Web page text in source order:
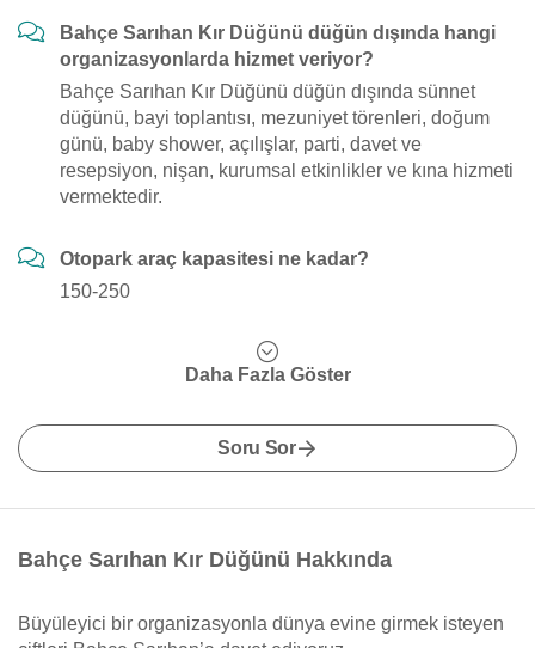
Bahçe Sarıhan Kır Düğünü düğün dışında hangi
organizasyonlarda hizmet veriyor?
Bahçe Sarıhan Kır Düğünü düğün dışında sünnet
düğünü, bayi toplantısı, mezuniyet törenleri, doğum
günü, baby shower, açılışlar, parti, davet ve
resepsiyon, nişan, kurumsal etkinlikler ve kına hizmeti
vermektedir.
Otopark araç kapasitesi ne kadar?
150-250
Daha Fazla Göster
Soru Sor
Bahçe Sarıhan Kır Düğünü Hakkında
Büyüleyici bir organizasyonla dünya evine girmek isteyen